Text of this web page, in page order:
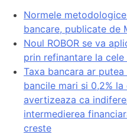
Normele
bancare, publicate de
Noul ROBOR se va
prin refinantare la cele
Taxa bancara ar
bancile mari si 0,2%
avertizeaza ca
intermedierea
creste